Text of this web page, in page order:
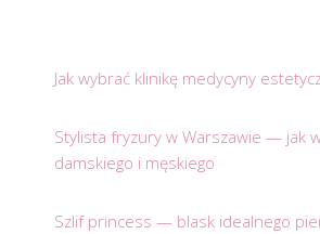
Jak wybrać klinikę medycyny
Stylista fryzury w Warszawie — jak
damskiego i męskiego
Szlif princess — blask idealnego